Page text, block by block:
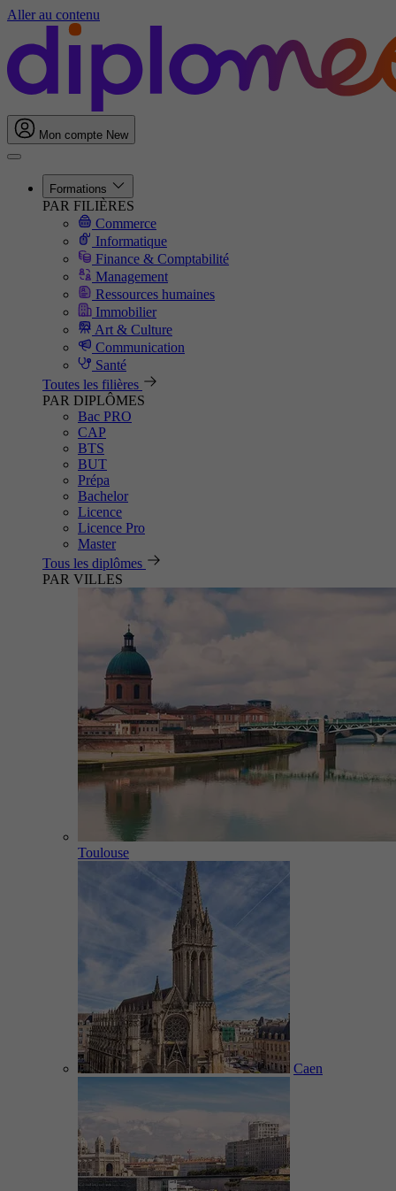
Aller au contenu
Mon compte New
Formations
PAR FILIÈRES
Commerce
Informatique
Finance & Comptabilité
Management
Ressources humaines
Immobilier
Art & Culture
Communication
Santé
Toutes les filières
PAR DIPLÔMES
Bac PRO
CAP
BTS
BUT
Prépa
Bachelor
Licence
Licence Pro
Master
Tous les diplômes
PAR VILLES
Toulouse
Caen